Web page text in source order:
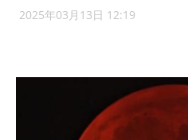
2025年03月13日 12:19